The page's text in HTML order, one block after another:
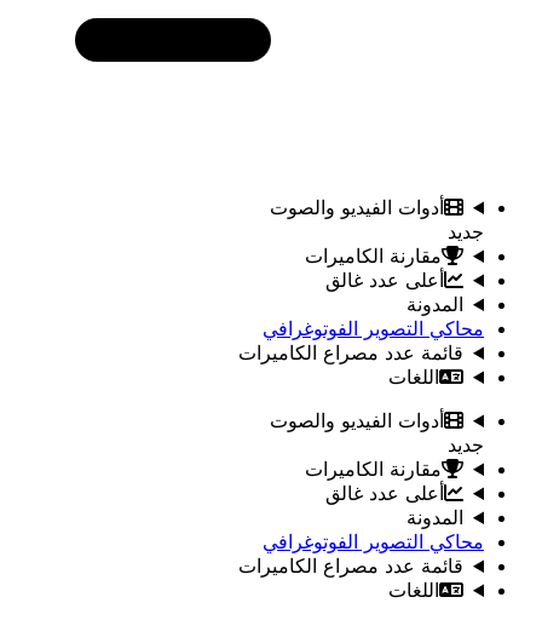
أدوات الفيديو والصوت
جديد
مقارنة الكاميرات
أعلى عدد غالق
المدونة
محاكي التصوير الفوتوغرافي
قائمة عدد مصراع الكاميرات
اللغات
أدوات الفيديو والصوت
جديد
مقارنة الكاميرات
أعلى عدد غالق
المدونة
محاكي التصوير الفوتوغرافي
قائمة عدد مصراع الكاميرات
اللغات